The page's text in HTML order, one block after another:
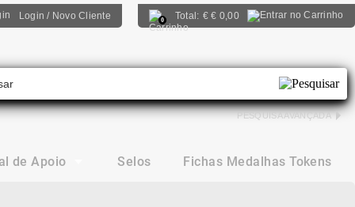
Login / Novo Cliente 0 Total: €€ 0,00
PESQUISA AVANÇADA
de Apoio Selos Fichas Medalhas Tokens